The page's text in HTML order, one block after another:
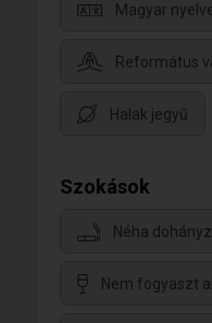
Magyar
Református
Halak jegyű
Szokások
Néha
Nem fogyaszt